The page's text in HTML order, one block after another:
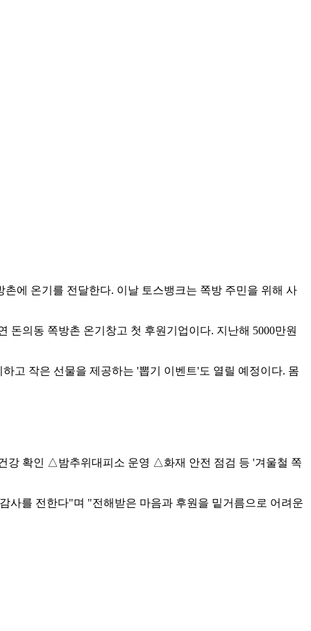
에 온기를 전달한다. 이날 토스뱅크는 쪽방 주민을 위해 사
의동 쪽방촌 온기창고 첫 후원기업이다. 지난해 5000만원
고 작은 선물을 제공하는 '뽑기 이벤트'도 열릴 예정이다. 몸
강 확인 △밤추위대피소 운영 △화재 안전 점검 등 '겨울철 쪽
사를 전한다"며 "전해받은 마음과 후원을 밑거름으로 어려운